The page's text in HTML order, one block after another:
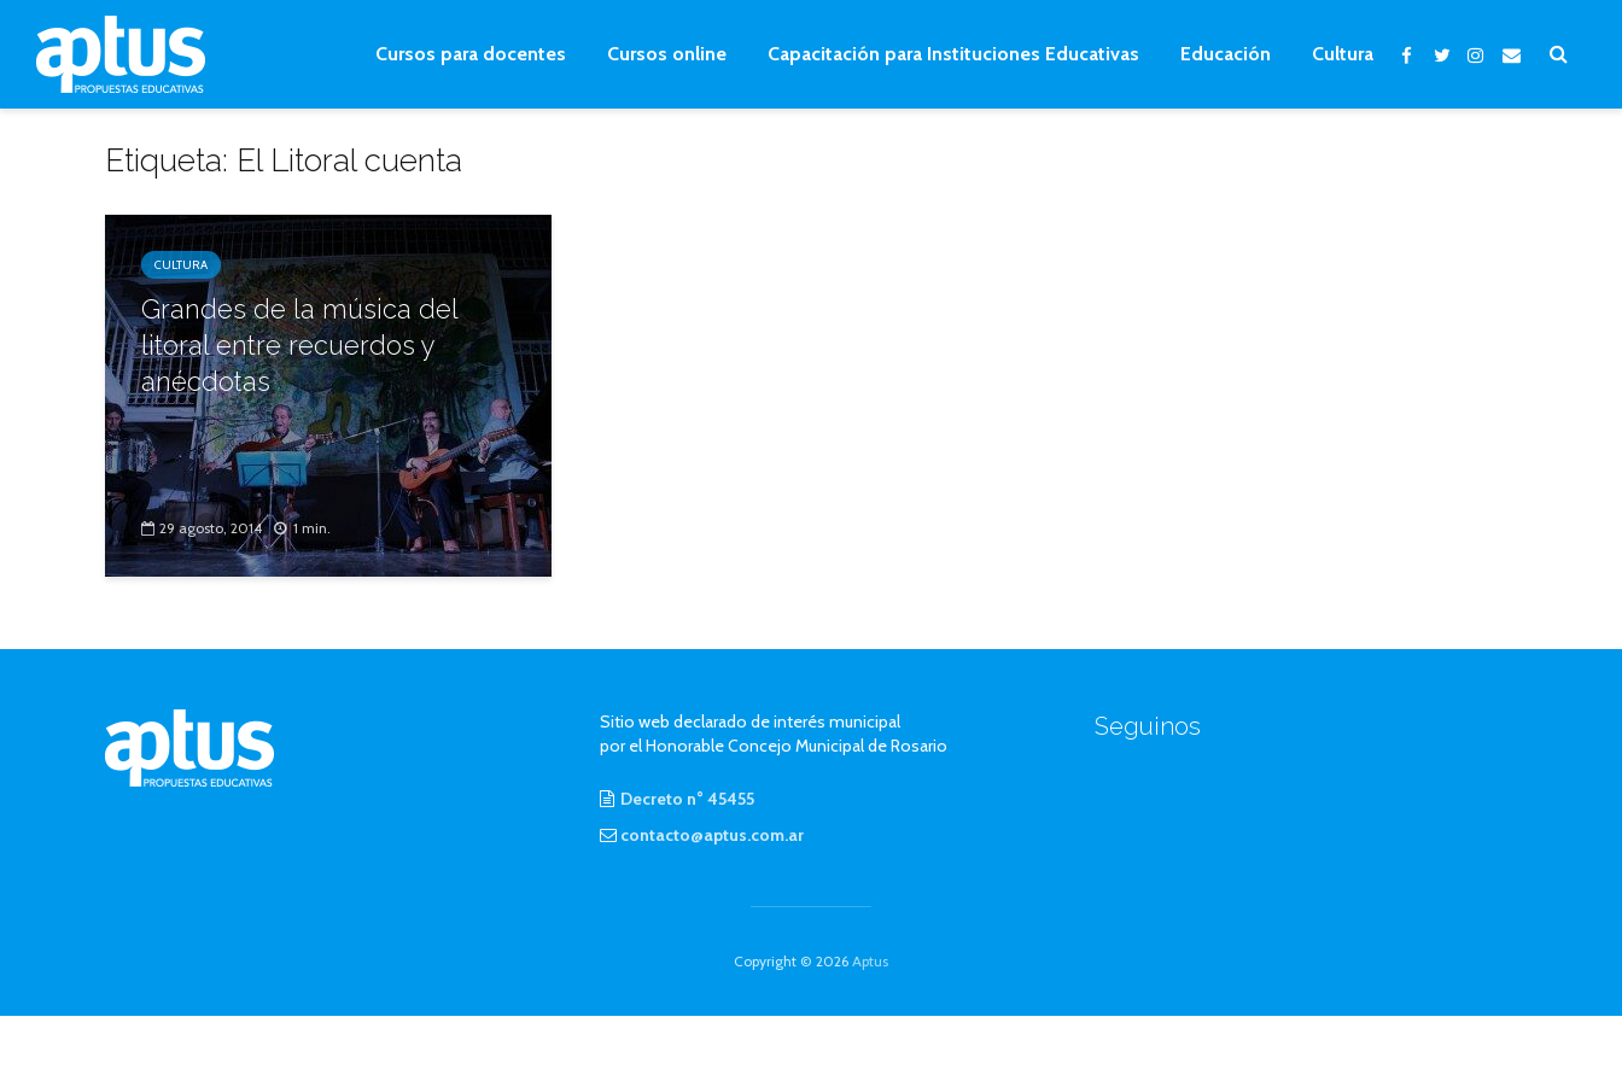
Cursos para docentes Cursos online Capacitación para Instituciones Educativas Educación Cultura
Etiqueta: El Litoral cuenta
CULTURA
Grandes de la música del
litoral entre recuerdos y
anécdotas
29 agosto, 2014 1 min.
Sitio web declarado de interés municipal
por el Honorable Concejo Municipal de Rosario
Decreto n° 45455
contacto@aptus.com.ar
Seguinos
Copyright © 2026 Aptus